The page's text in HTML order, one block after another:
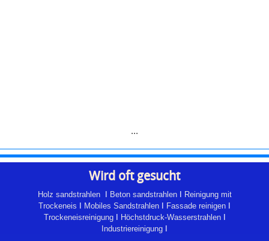
...
Wird oft gesucht
Holz sandstrahlenI Beton sandstrahlenI Reinigung mit
Trockeneis I Mobiles Sandstrahlen I Fassade reinigen I
TrockeneisreinigungI Höchstdruck-WasserstrahlenI
Industriereinigung I